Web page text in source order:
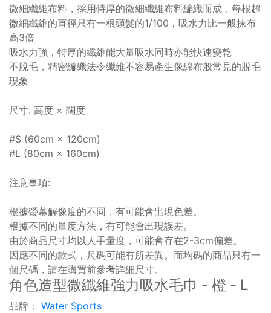
微細纖維布料，採用特厚的微細纖維布料編織而成，每根超
微細纖維的直徑只有一根頭髮的1/100，吸水力比一般抹布
高3倍
吸水力強，特厚的纖維能大量吸水同時亦能快速變乾
不脫毛，精密編織法令纖維不容易產生像綿布般常見的脫毛
現象
尺寸: 高度 × 闊度
#S (60cm × 120cm)
#L (80cm × 160cm)
注意事項:
根據螢幕解像度的不同，有可能會出現色差。
根據不同的量度方法，有可能會出現誤差。
由於商品尺寸均以人手量度，可能會存在2-3cm偏差。
因應不同的款式，尺碼可能有所差異。而均碼的商品只有一
個尺碼，請在購買前參考詳細尺寸。
角色造型微纖維強力吸水毛巾 - 橙 - L
品牌： Water Sports